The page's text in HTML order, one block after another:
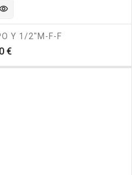
Y 1/2"M-F-F
€Prezzo